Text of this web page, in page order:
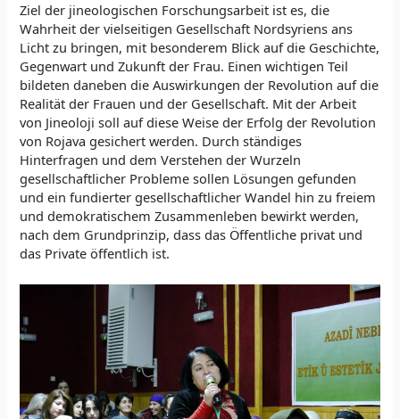
Ziel der jineologischen Forschungsarbeit ist es, die
Wahrheit der vielseitigen Gesellschaft Nordsyriens ans
Licht zu bringen, mit besonderem Blick auf die Geschichte,
Gegenwart und Zukunft der Frau. Einen wichtigen Teil
bildeten daneben die Auswirkungen der Revolution auf die
Realität der Frauen und der Gesellschaft. Mit der Arbeit
von Jineoloji soll auf diese Weise der Erfolg der Revolution
von Rojava gesichert werden. Durch ständiges
Hinterfragen und dem Verstehen der Wurzeln
gesellschaftlicher Probleme sollen Lösungen gefunden
und ein fundierter gesellschaftlicher Wandel hin zu freiem
und demokratischem Zusammenleben bewirkt werden,
nach dem Grundprinzip, dass das Öffentliche privat und
das Private öffentlich ist.